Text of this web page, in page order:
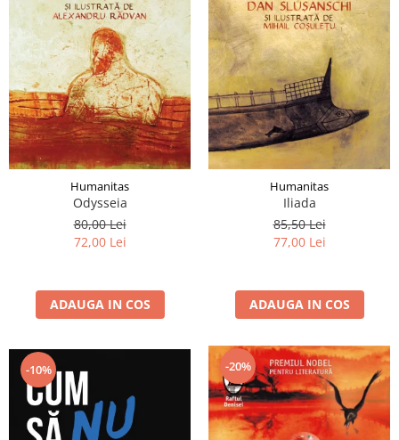
Humanitas
Odysseia
80,00 Lei
72,00 Lei
ADAUGA IN COS
Humanitas
Iliada
85,50 Lei
77,00 Lei
ADAUGA IN COS
-10% -20%